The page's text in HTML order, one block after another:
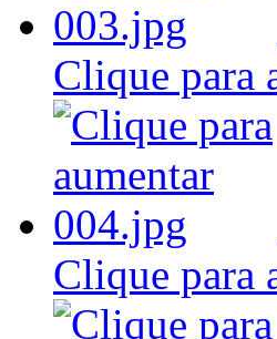
Clique para
Clique para